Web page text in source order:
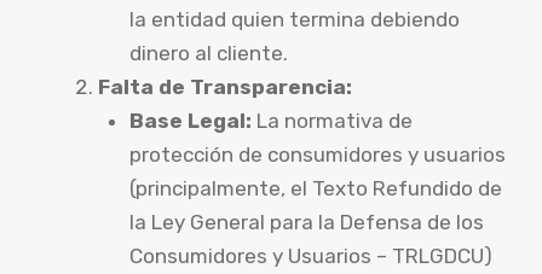
la entidad quien termina debiendo
dinero al cliente.
Falta de Transparencia:
Base Legal: La normativa de
protección de consumidores y usuarios
(principalmente, el Texto Refundido de
la Ley General para la Defensa de los
Consumidores y Usuarios – TRLGDCU)